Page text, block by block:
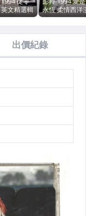
文精選輯
Of / 芮
卡帶 磁
附歌詞 回函
永恆 柔情西洋
唱精選 芮河唱
2 CD + 歐洲舞
大進襲 宣傳單
出價紀錄